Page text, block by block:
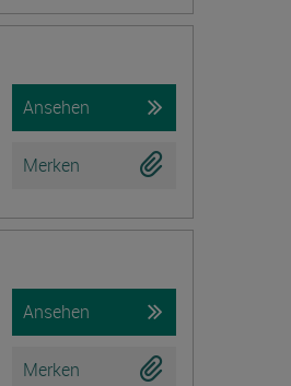
Ansehen
Merken
Ansehen
Merken